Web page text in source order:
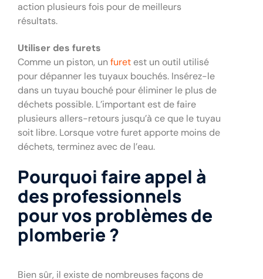
action plusieurs fois pour de meilleurs
résultats.
Utiliser des furets
Comme un piston, unfuret est un outil utilisé
pour dépanner les tuyaux bouchés. Insérez-le
dans un tuyau bouché pour éliminer le plus de
déchets possible. L’important est de faire
plusieurs allers-retours jusqu’à ce que le tuyau
soit libre. Lorsque votre furet apporte moins de
déchets, terminez avec de l’eau.
Pourquoi faire appel à
des professionnels
pour vos problèmes de
plomberie ?
Bien sûr, il existe de nombreuses façons de